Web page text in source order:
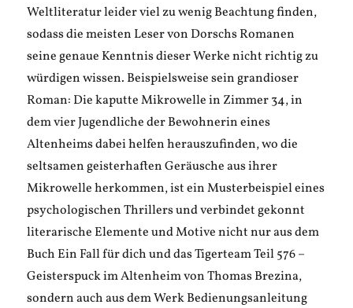
Weltliteratur leider viel zu wenig Beachtung finden,
sodass die meisten Leser von Dorschs Romanen
seine genaue Kenntnis dieser Werke nicht richtig zu
würdigen wissen. Beispielsweise sein grandioser
Roman: Die kaputte Mikrowelle in Zimmer 34, in
dem vier Jugendliche der Bewohnerin eines
Altenheims dabei helfen herauszufinden, wo die
seltsamen geisterhaften Geräusche aus ihrer
Mikrowelle herkommen, ist ein Musterbeispiel eines
psychologischen Thrillers und verbindet gekonnt
literarische Elemente und Motive nicht nur aus dem
Buch Ein Fall für dich und das Tigerteam Teil 576 –
Geisterspuck im Altenheim von Thomas Brezina,
sondern auch aus dem Werk Bedienungsanleitung